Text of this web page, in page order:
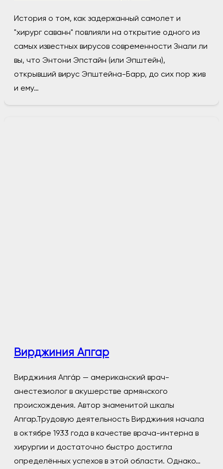
История о том, как задержанный самолет и
"хирург саванн" повлияли на открытие одного из
самых известных вирусов современности Знали ли
вы, что Энтони Эпстайн (или Эпштейн),
открывший вирус Эпштейна-Барр, до сих пор жив
и ему…
Вирджиния Апгар
Вирджиния Апгáр — американский врач-
анестезиолог в акушерстве армянского
происхождения. Автор знаменитой шкалы
Апгар.Трудовую деятельность Вирджиния начала
в октябре 1933 года в качестве врача-интерна в
хирургии и достаточно быстро достигла
определённых успехов в этой области. Однако…